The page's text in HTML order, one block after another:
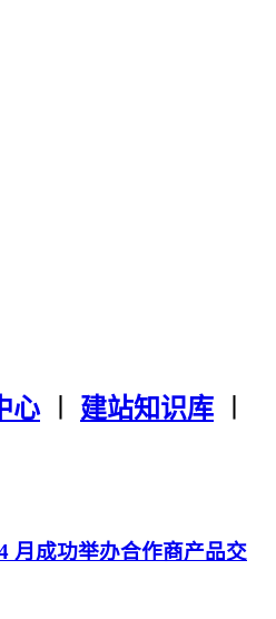
心︱ 建站知识库
月成功举办合作商产品交